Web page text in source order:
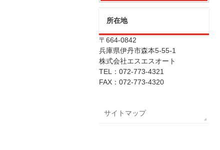
所在地
〒664-0842
兵庫県伊丹市森本5-55-1
株式会社エスエスオート
TEL：072-773-4321
FAX：072-773-4320
サイトマップ